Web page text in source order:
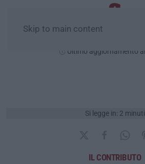
Skip to main content
Ultimo aggiornamento
Si legge in: 2 minuti
IL CONTRIBUTO